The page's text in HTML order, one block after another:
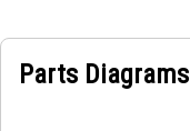
Parts Diagrams